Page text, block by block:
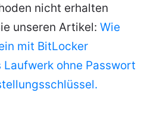
nicht erhalten
unseren Artikel: Wie
mit BitLocker
ohne Passwort